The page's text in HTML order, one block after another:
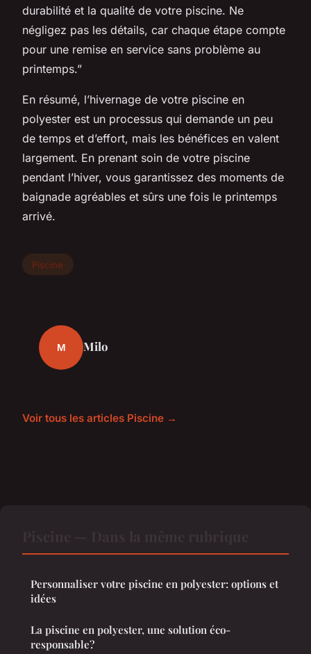
durabilité et la qualité de votre piscine. Ne
négligez pas les détails, car chaque étape compte
pour une remise en service sans problème au
printemps.”
En résumé, l’hivernage de votre piscine en
polyester est un processus qui demande un peu
de temps et d’effort, mais les bénéfices en valent
largement. En prenant soin de votre piscine
pendant l’hiver, vous garantissez des moments de
baignade agréables et sûrs une fois le printemps
arrivé.
Piscine
M Milo
Voir tous les articles Piscine →
Personnaliser votre piscine en polyester: options et
idées
La piscine en polyester, une solution éco-
responsable?